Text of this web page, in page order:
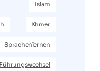
Islam
Khmer
Sprachenlernen
Führungswechsel